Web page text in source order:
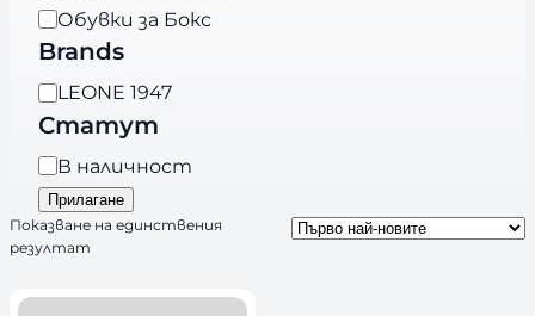
а
т
г
о
р
и
я
Обувки за Бокс
Brands
B
r
a
n
d
s
LEONE 1947
Статут
Н
а
л
и
В наличност
Прилагане
Показване на единствения
резултат